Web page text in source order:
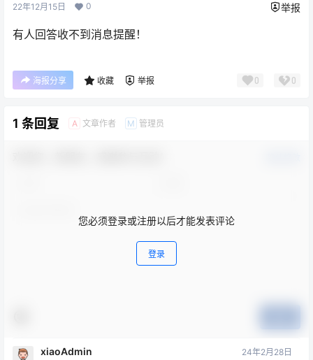
22年12月15日 0 举报
有人回答收不到消息提醒！
海报分享 收藏 举报 0 0
1 条回复 A 文章作者 M 管理员
您必须登录或注册以后才能发表评论
登录
xiaoAdmin 24年2月28日